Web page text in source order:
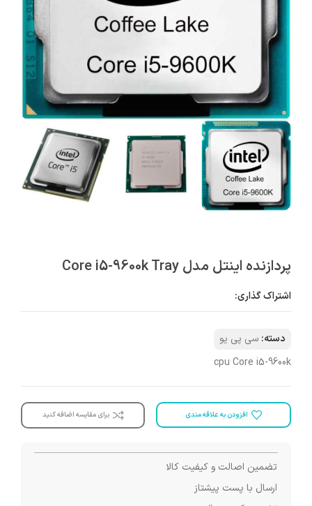
پردازنده اینتل مدل Core i5-9600k Tray
اشتراک گذاری:
دسته: سی پی یو
cpu Core i5-9600k
افزودن به علاقه مندی برای مقایسه اضافه کنید
تضمین اصالت و کیفیت کالا
ارسال با پست پیشتاز